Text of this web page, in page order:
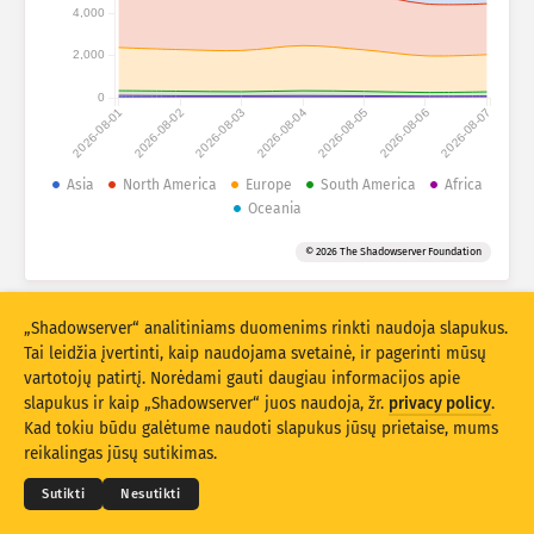
Išpuolių statistiniai duomenys: Prietaisai
Pagalba
Duomenų rinkinys
Riba
Persidengia
Atnaujinti Atnaujinti
Atsisiųsti kaip PNG
2026-08-01 2026-08-02 2026-08-03 2026-08-04 2026-08-05 2026-08-06 2026-08-07
0
2,000
4,000
Asia North America Europe South America
Africa
Oceania
© 2026 The Shadowserver Foundation
© 2026THE SHADOWSERVER FOUNDATION
Privatumo politika ir sąlygos
Susisiekite su mumis
Kūrėjų sąrašas
„Shadowserver“ analitiniams duomenims rinkti naudoja slapukus.
Tai leidžia įvertinti, kaip naudojama svetainė, ir pagerinti mūsų
vartotojų patirtį. Norėdami gauti daugiau informacijos apie
slapukus ir kaip „Shadowserver“ juos naudoja, žr. privacy policy.
Kad tokiu būdu galėtume naudoti slapukus jūsų prietaise, mums
reikalingas jūsų sutikimas.
Sutikti Nesutikti